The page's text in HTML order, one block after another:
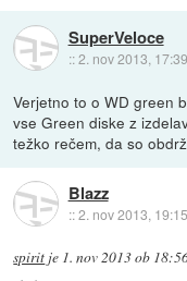
SuperVeloce
::2. nov 2013, 17:39
Verjetno to o WD green
vse Green diske z
težko rečem, da so
Blazz
::2. nov 2013, 19:15
spirit je 1. nov 2013 ob